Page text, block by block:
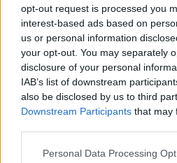
opt-out request is processed you
interest-based ads based on
us or personal information
your opt-out. You may separately
disclosure of your personal
IAB’s list of downstream
also be disclosed by us to third
Downstream Participants that may
Please note that this website/app
Personal Data Processing
Sigue leyendo